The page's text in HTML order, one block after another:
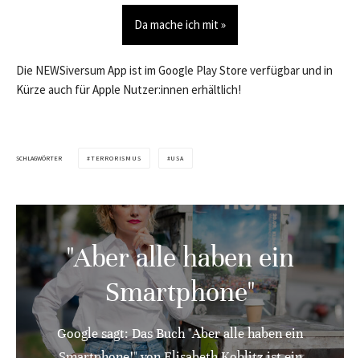
Da mache ich mit »
Die NEWSiversum App ist im Google Play Store verfügbar und in
Kürze auch für Apple Nutzer:innen erhältlich!
SCHLAGWÖRTER TERRORISMUS USA
"Aber alle haben ein
Smartphone"
Google sagt: Das Buch "Aber alle haben ein